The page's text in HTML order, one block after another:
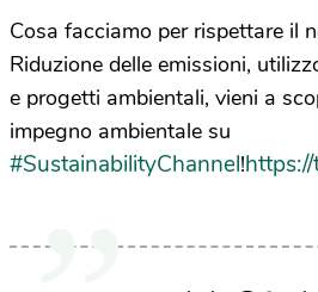
Cosa facciamo per rispettare il
Riduzione delle emissioni,
e progetti ambientali, vieni a
impegno ambientale su
#SustainabilityChannel!